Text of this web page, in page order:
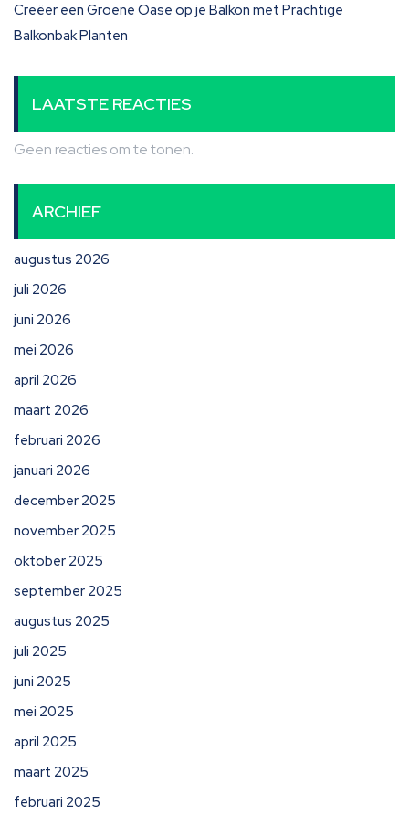
Creëer een Groene Oase op je Balkon met Prachtige
Balkonbak Planten
LAATSTE REACTIES
Geen reacties om te tonen.
ARCHIEF
augustus 2026
juli 2026
juni 2026
mei 2026
april 2026
maart 2026
februari 2026
januari 2026
december 2025
november 2025
oktober 2025
september 2025
augustus 2025
juli 2025
juni 2025
mei 2025
april 2025
maart 2025
februari 2025